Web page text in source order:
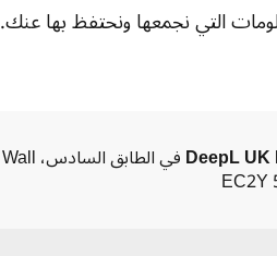
التي نجمعها ونحتفظ بها عنك.
DeepL